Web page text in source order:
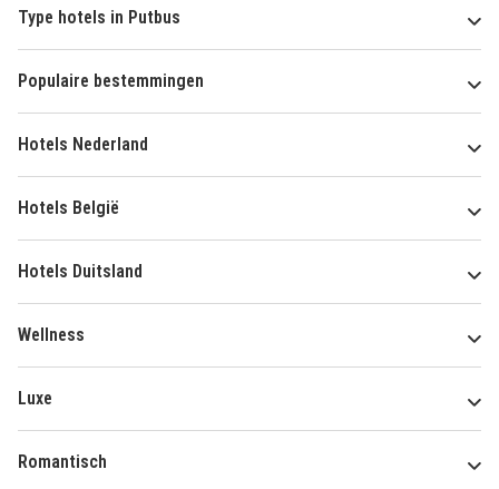
Type hotels in Putbus
Populaire bestemmingen
Hotels Nederland
Hotels België
Hotels Duitsland
Wellness
Luxe
Romantisch